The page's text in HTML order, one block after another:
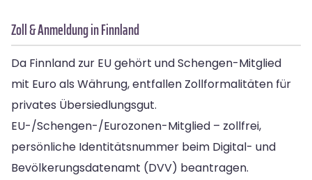
Zoll & Anmeldung in Finnland
Da Finnland zur EU gehört und Schengen-Mitglied
mit Euro als Währung, entfallen Zollformalitäten für
privates Übersiedlungsgut.
EU-/Schengen-/Eurozonen-Mitglied – zollfrei,
persönliche Identitätsnummer beim Digital- und
Bevölkerungsdatenamt (DVV) beantragen.